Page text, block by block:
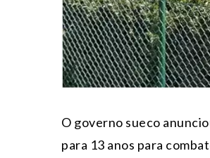
O governo sueco
para 13 anos para